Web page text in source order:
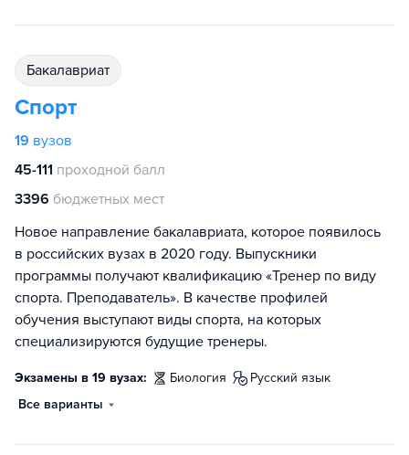
бакалавриат
Спорт
19 вузов
45-111 проходной балл
3396 бюджетных мест
Новое направление бакалавриата, которое появилось
в российских вузах в 2020 году. Выпускники
программы получают квалификацию «Тренер по виду
спорта. Преподаватель». В качестве профилей
обучения выступают виды спорта, на которых
специализируются будущие тренеры.
Экзамены в 19 вузах: биология
русский язык
Все варианты